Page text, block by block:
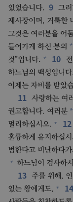
있었습니다. 9 그
제사장이며, 거룩한
그것은 여러분을 어
들어가게 하신 분의 +
것”입니다. + 10
하느님의 백성입니다.
이제는 자비를 받았
11 사랑하는 여
권고합니다. 여러분 *
멀리하십시오. + 12
훌륭하게 유지하십
범한다고 비난하다
+ 하느님이 검사하
13 주를 위해,
있는 왕에게도, + 14